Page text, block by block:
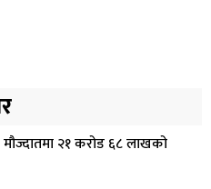
गाडीले मोटरसाइकललाई
२१ करोड ६८ लाखको